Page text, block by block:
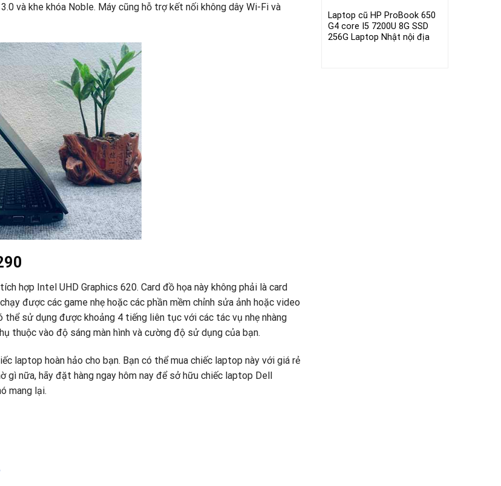
và khe khóa Noble. Máy cũng hỗ trợ kết nối không dây Wi-Fi và
hợp Intel UHD Graphics 620. Card đồ họa này không phải là card
được các game nhẹ hoặc các phần mềm chỉnh sửa ảnh hoặc video
sử dụng được khoảng 4 tiếng liên tục với các tác vụ nhẹ nhàng
thuộc vào độ sáng màn hình và cường độ sử dụng của bạn.
laptop hoàn hảo cho bạn. Bạn có thể mua chiếc laptop này với giá rẻ
nữa, hãy đặt hàng ngay hôm nay để sở hữu chiếc laptop Dell
mang lại.
Laptop cũ HP ProBook 650
G4 core I5 7200U 8G SSD
256G Laptop Nhật nội địa